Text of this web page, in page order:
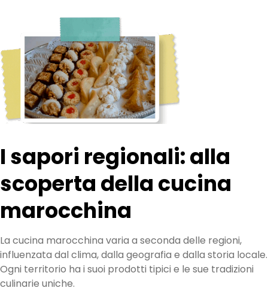
I sapori regionali: alla
scoperta della cucina
marocchina
La cucina marocchina varia a seconda delle regioni,
influenzata dal clima, dalla geografia e dalla storia locale.
Ogni territorio ha i suoi prodotti tipici e le sue tradizioni
culinarie uniche.